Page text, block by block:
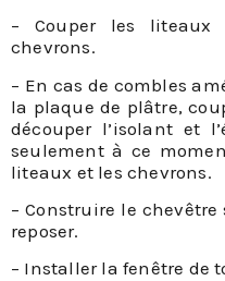
– Couper les
chevrons.
– En cas de combles
la plaque de plâtre,
découper l’isolant et
seulement à ce
liteaux et les chevrons.
– Construire le
reposer.
– Installer la fenêtre de